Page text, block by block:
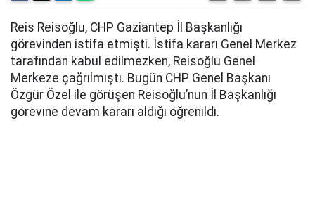
Reis Reisoğlu, CHP Gaziantep İl Başkanlığı
görevinden istifa etmişti. İstifa kararı Genel Merkez
tarafından kabul edilmezken, Reisoğlu Genel
Merkeze çağrılmıştı. Bugün CHP Genel Başkanı
Özgür Özel ile görüşen Reisoğlu’nun İl Başkanlığı
görevine devam kararı aldığı öğrenildi.